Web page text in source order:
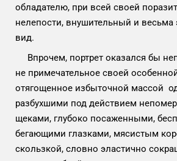
обладателю, при всей своей
нелепости, внушительный и весьма
вид.
Впрочем, портрет оказался бы
не примечательное своей
отягощенное избыточной массой
разбухшими под действием
щеками, глубоко посаженными,
бегающими глазками, мясистым
скользкой, словно эластично